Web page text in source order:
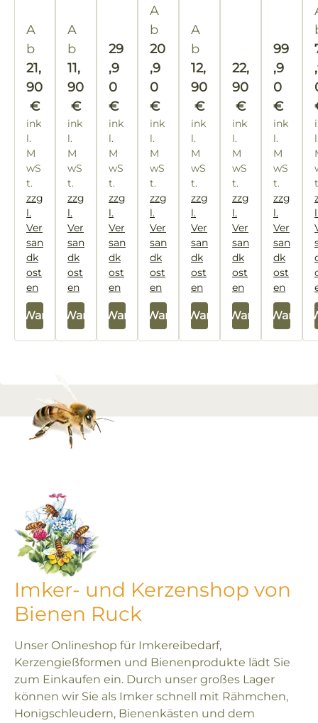
te
rh
or
n"
Regulärer Preis:
A
b
21,
90
€
ink
l.
M
wS
t.
zzg
l.
Ver
san
dk
ost
en
Warenkorb
he
int
al"
bd
ku
ng
Regulärer Preis:
A
b
11,
90
€
ink
l.
M
wS
t.
zzg
l.
Ver
san
dk
ost
en
In den Warenkorb
Regulärer Preis:
29
,9
0
€
ink
l.
M
wS
t.
zzg
l.
Ver
san
dk
ost
en
In den Warenkorb
he
n
Regulärer Preis:
A
b
20
,9
0
€
ink
l.
M
wS
t.
zzg
l.
Ver
san
dk
ost
en
In den Warenkorb
ol
st
ei
n"
Regulärer Preis:
A
b
12,
90
€
ink
l.
M
wS
t.
zzg
l.
Ver
san
dk
ost
en
In den Warenkorb
Regulärer
22,
90
€
ink
l.
M
wS
t.
zzg
l.
Ver
san
dk
ost
en
In den Warenkorb
99
,9
0
€
ink
l.
M
wS
t.
zzg
l.
Ver
san
dk
ost
en
In den In den
Imker- und Kerzenshop von
Bienen Ruck
Unser Onlineshop für Imkereibedarf,
Kerzengießformen und Bienenprodukte lädt Sie
zum Einkaufen ein. Durch unser großes Lager
können wir Sie als Imker schnell mit Rähmchen,
Honigschleudern, Bienenkästen und dem